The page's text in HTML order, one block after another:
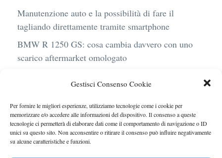
Gestisci Consenso Cookie
Per fornire le migliori esperienze, utilizziamo tecnologie come i cookie per
memorizzare e/o accedere alle informazioni del dispositivo. Il consenso a queste
tecnologie ci permetterà di elaborare dati come il comportamento di navigazione o ID
unici su questo sito. Non acconsentire o ritirare il consenso può influire negativamente
su alcune caratteristiche e funzioni.
Manutenzione auto e la possibilità di fare il
tagliando direttamente tramite smartphone
BMW R 1250 GS: cosa cambia davvero con uno
scarico aftermarket omologato
sostenibile, stile, anche con noleggio a lungo
termine
Ufficiale l’arrivo degli stop lampeggianti
obbligatori in Italia